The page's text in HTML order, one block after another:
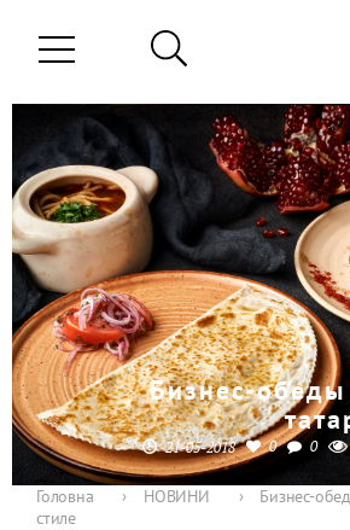
Бизнес-
21-05-2018 0 0
Головна › НОВИНИ ›
Бизнес-
стиле